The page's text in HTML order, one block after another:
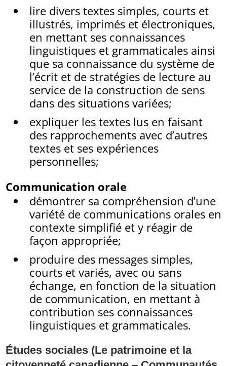
lire divers textes simples, courts et
illustrés, imprimés et électroniques,
en mettant ses connaissances
linguistiques et grammaticales ainsi
que sa connaissance du système de
l’écrit et de stratégies de lecture au
service de la construction de sens
dans des situations variées;
expliquer les textes lus en faisant
des rapprochements avec d’autres
textes et ses expériences
personnelles;
Communication orale
démontrer sa compréhension d’une
variété de communications orales en
contexte simplifié et y réagir de
façon appropriée;
produire des messages simples,
courts et variés, avec ou sans
échange, en fonction de la situation
de communication, en mettant à
contribution ses connaissances
linguistiques et grammaticales.
Études sociales (Le patrimoine et la